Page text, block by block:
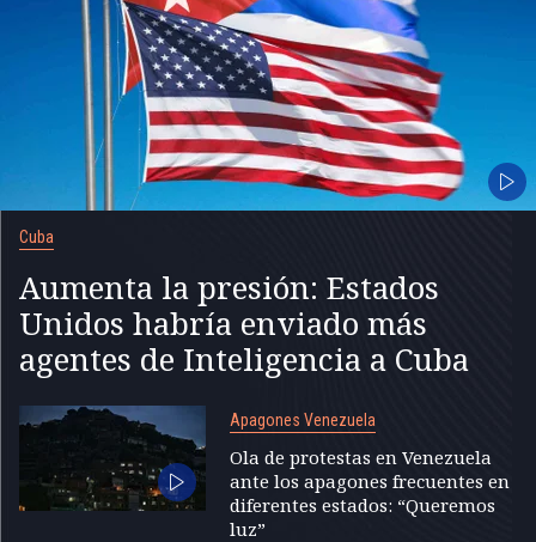
Cuba
Aumenta la presión: Estados
Unidos habría enviado más
agentes de Inteligencia a Cuba
Apagones Venezuela
Ola de protestas en Venezuela
ante los apagones frecuentes en
diferentes estados: “Queremos
luz”